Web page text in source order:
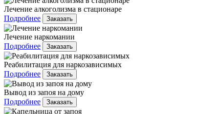
Лечение алкоголизма в стационаре
Подробнее
Заказать
Лечение наркомании
Подробнее
Заказать
Реабилитация для наркозависимых
Подробнее
Заказать
Вывод из запоя на дому
Подробнее
Заказать